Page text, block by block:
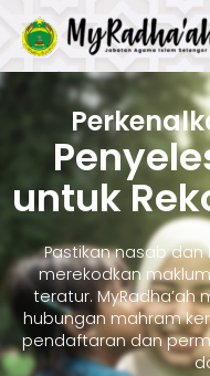
untuk
Pastikan nasab
merekodkan
teratur.
hubungan mahram
pendaftaran dan